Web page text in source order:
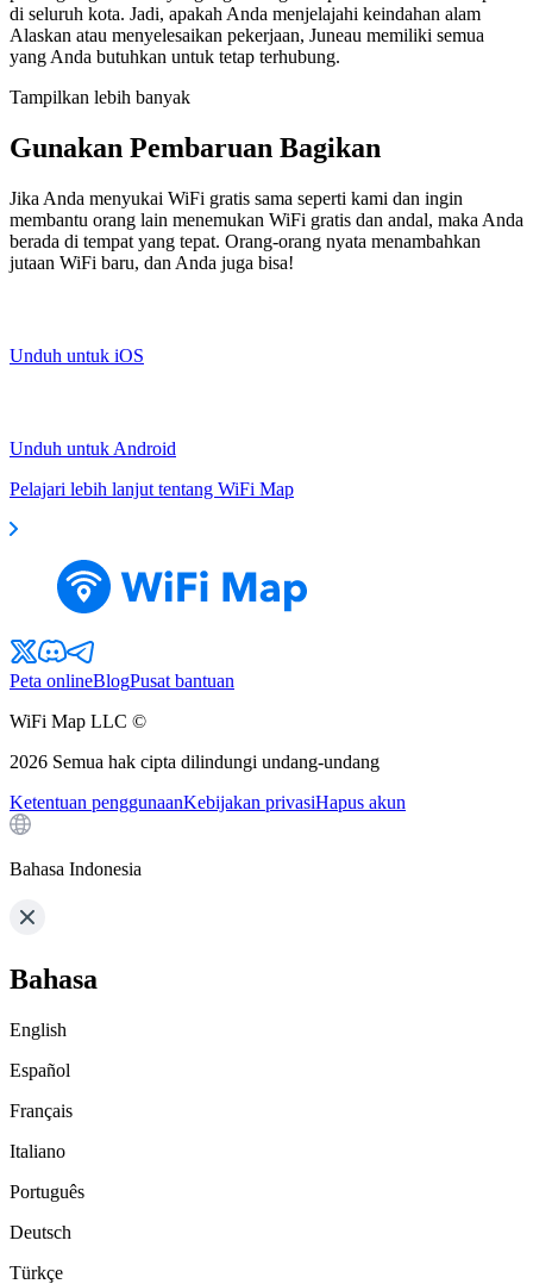
di seluruh kota. Jadi, apakah Anda menjelajahi keindahan alam
Alaskan atau menyelesaikan pekerjaan, Juneau memiliki semua
yang Anda butuhkan untuk tetap terhubung.
Tampilkan lebih banyak
Gunakan Pembaruan Bagikan
Jika Anda menyukai WiFi gratis sama seperti kami dan ingin
membantu orang lain menemukan WiFi gratis dan andal, maka Anda
berada di tempat yang tepat. Orang-orang nyata menambahkan
jutaan WiFi baru, dan Anda juga bisa!
Unduh untuk iOS
Unduh untuk Android
Pelajari lebih lanjut tentang WiFi Map
Peta onlineBlogPusat bantuan
WiFi Map LLC ©
2026 Semua hak cipta dilindungi undang-undang
Ketentuan penggunaanKebijakan privasiHapus akun
Bahasa Indonesia
Bahasa
English
Español
Français
Italiano
Português
Deutsch
Türkçe